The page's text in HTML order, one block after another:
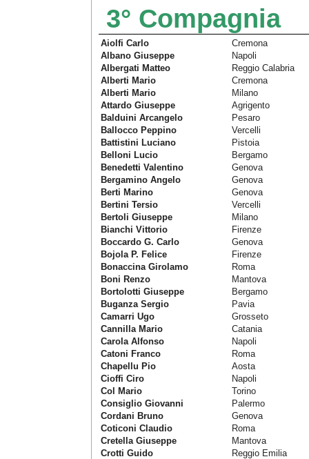
3° Compagnia
Aiolfi Carlo
Cremona
Albano Giuseppe
Napoli
Albergati Matteo
Reggio Calabria
Alberti Mario
Cremona
Alberti Mario
Milano
Attardo Giuseppe
Agrigento
Balduini Arcangelo
Pesaro
Ballocco Peppino
Vercelli
Battistini Luciano
Pistoia
Belloni Lucio
Bergamo
Benedetti Valentino
Genova
Bergamino Angelo
Genova
Berti Marino
Genova
Bertini Tersio
Vercelli
Bertoli Giuseppe
Milano
Bianchi Vittorio
Firenze
Boccardo G. Carlo
Genova
Bojola P. Felice
Firenze
Bonaccina Girolamo
Roma
Boni Renzo
Mantova
Bortolotti Giuseppe
Bergamo
Buganza Sergio
Pavia
Camarri Ugo
Grosseto
Cannilla Mario
Catania
Carola Alfonso
Napoli
Catoni Franco
Roma
Chapellu Pio
Aosta
Cioffi Ciro
Napoli
Col Mario
Torino
Consiglio Giovanni
Palermo
Cordani Bruno
Genova
Coticoni Claudio
Roma
Cretella Giuseppe
Mantova
Crotti Guido
Reggio Emilia